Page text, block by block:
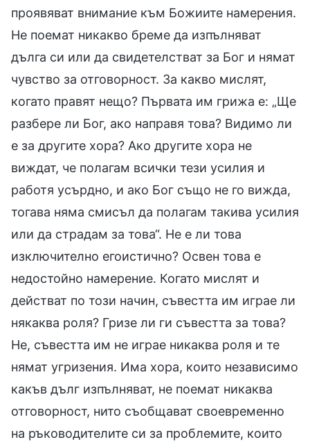
проявяват внимание към Божиите намерения.
Не поемат никакво бреме да изпълняват
дълга си или да свидетелстват за Бог и нямат
чувство за отговорност. За какво мислят,
когато правят нещо? Първата им грижа е: „Ще
разбере ли Бог, ако направя това? Видимо ли
е за другите хора? Ако другите хора не
виждат, че полагам всички тези усилия и
работя усърдно, и ако Бог също не го вижда,
тогава няма смисъл да полагам такива усилия
или да страдам за това“. Не е ли това
изключително егоистично? Освен това е
недостойно намерение. Когато мислят и
действат по този начин, съвестта им играе ли
някаква роля? Гризе ли ги съвестта за това?
Не, съвестта им не играе никаква роля и те
нямат угризения. Има хора, които независимо
какъв дълг изпълняват, не поемат никаква
отговорност, нито съобщават своевременно
на ръководителите си за проблемите, които